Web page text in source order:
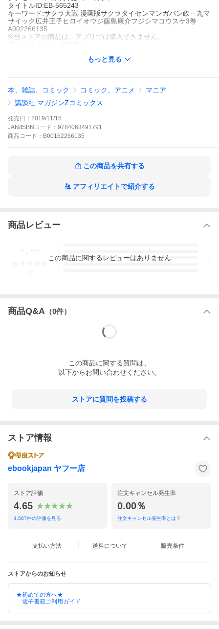
タイトルID:EB-565243
キーワード:サクラ大戦 漫画版サクラタイセンマンガバン政一九マ
サイック広井王子ヒロイオウジ藤島康介フジシマコウスケ3巻
A002266135
※当ストアの商品は、アプリでは購入できません。
広井王子
政一九
藤島康介
年。帝国海軍の士官学校を卒業し、大帝国劇場へと赴任した大神
一郎が、歌劇団の個性豊かな6人の乙女たちとともに、帝都の平和
を乱す魔に立ち向かう!! 帝国華撃団・花組、出撃!! 第3巻
サクラ大戦 漫画版の作品をもっと見る
もっと見る
本、雑誌、コミック コミック、アニメ
マニア
講談社 マガジンZコミックス
発売日： 2019/11/15
JAN/ISBNコード： 9784063491791
商品 コード： B00162266135
この商品を共有する
アフィリエイトで紹介する
商品レビュー
3
この商品に関するレビューはありません
商品Q&A （0件）
この商品に関する質問は、
以下からお問い合わせください。
ストアに質問を投稿する
ストア情報
ebookjapan ヤフー店
ストア評価
4.65
4,567件の評価を見る
注文キャンセル発生率
0.00％
注文キャンセル発生率とは？
支払い方法 送料について 販売条件
ストアからのお知らせ
★初めての方へ★
電子書籍ご利用ガイド